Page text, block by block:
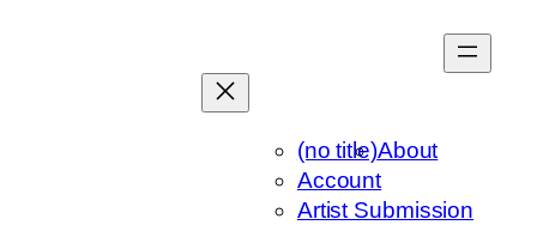
(no title)About
Account
Artist Submission